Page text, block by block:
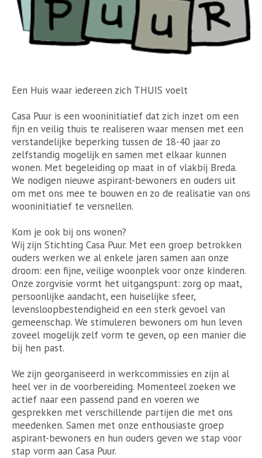
Een Huis waar iedereen zich THUIS voelt
Casa Puur is een wooninitiatief dat zich inzet om een
fijn en veilig thuis te realiseren waar mensen met een
verstandelijke beperking tussen de 18-40 jaar zo
zelfstandig mogelijk en samen met elkaar kunnen
wonen. Met begeleiding op maat in of vlakbij Breda.
We nodigen nieuwe aspirant-bewoners en ouders uit
om met ons mee te bouwen en zo de realisatie van ons
wooninitiatief te versnellen.
Kom je ook bij ons wonen?
Wij zijn Stichting Casa Puur. Met een groep betrokken
ouders werken we al enkele jaren samen aan onze
droom: een fijne, veilige woonplek voor onze kinderen.
Onze zorgvisie vormt het uitgangspunt: zorg op maat,
persoonlijke aandacht, een huiselijke sfeer,
levensloopbestendigheid en een sterk gevoel van
gemeenschap. We stimuleren bewoners om hun leven
zoveel mogelijk zelf vorm te geven, op een manier die
bij hen past.
We zijn georganiseerd in werkcommissies en zijn al
heel ver in de voorbereiding. Momenteel zoeken we
actief naar een passend pand en voeren we
gesprekken met verschillende partijen die met ons
meedenken. Samen met onze enthousiaste groep
aspirant-bewoners en hun ouders geven we stap voor
stap vorm aan Casa Puur.